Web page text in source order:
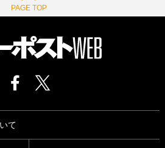
PAGE TOP
て